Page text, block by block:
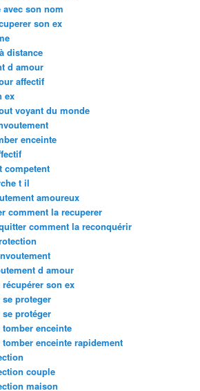
son nom
son ex
distance
d amour
affectif
ex
voyant du monde
enceinte
competent
t il
amoureux
comment la recuperer
comment la reconquérir
d amour
son ex
proteger
protéger
enceinte
enceinte rapidement
couple
maison